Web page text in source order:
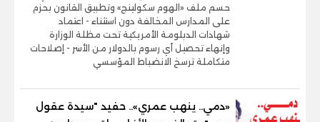
حسم ملف «الهوم سكولينج» وتطبيق القانون بحزم
على المدارس المخالفة دون استثناء - اعتماد
شهادات الدبلومة الأمريكية تحت مظلة الوزارة
وإنهاء تحصيل أي رسوم بالدولار من الأسر - إصلاحات
متكاملة ترسخ الانضباط المؤسسي
«دمي.. ينهب عمري».. حفيد "سيدة عقول